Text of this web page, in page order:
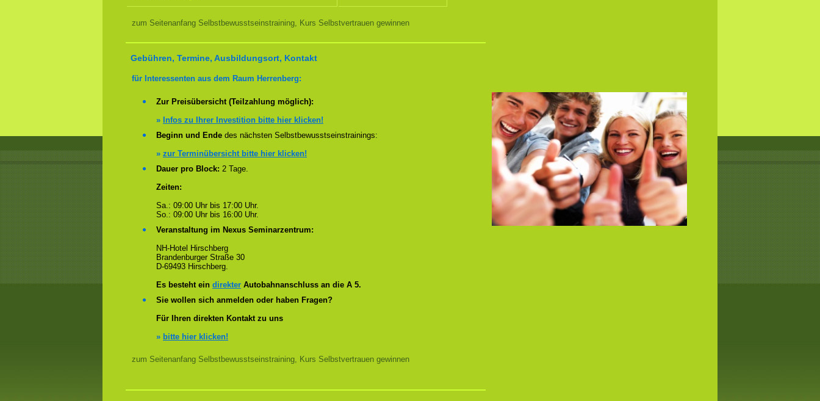
zum Seitenanfang Selbstbewusstseinstraining, Kurs Selbstvertrauen gewinnen
Gebühren, Termine, Ausbildungsort, Kontakt
für Interessenten aus dem Raum Herrenberg:
Zur Preisübersicht (Teilzahlung möglich):
» Infos zu Ihrer Investition bitte hier klicken!
Beginn und Ende des nächsten Selbstbewusstseinstrainings:
» zur Terminübersicht bitte hier klicken!
Dauer pro Block: 2 Tage.
Zeiten:
Sa.: 09:00 Uhr bis 17:00 Uhr.
So.: 09:00 Uhr bis 16:00 Uhr.
Veranstaltung im Nexus Seminarzentrum:
NH-Hotel Hirschberg
Brandenburger Straße 30
D-69493 Hirschberg.
Es besteht ein direkter Autobahnanschluss an die A 5.
Sie wollen sich anmelden oder haben Fragen?
Für Ihren direkten Kontakt zu uns
» bitte hier klicken!
zum Seitenanfang Selbstbewusstseinstraining, Kurs Selbstvertrauen gewinnen